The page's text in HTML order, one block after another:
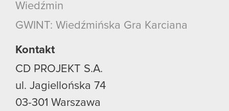
Wiedźmin
GWINT: Wiedźmińska Gra Karciana
Kontakt
CD PROJEKT S.A.
ul. Jagiellońska 74
03-301 Warszawa